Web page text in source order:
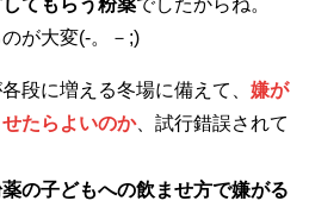
てもらう粉薬でしたからね。
が大変(-。－;)
段に増える冬場に備えて、 嫌が
たらよいのか、試行錯誤されて
の子どもへの飲ませ方で嫌がる